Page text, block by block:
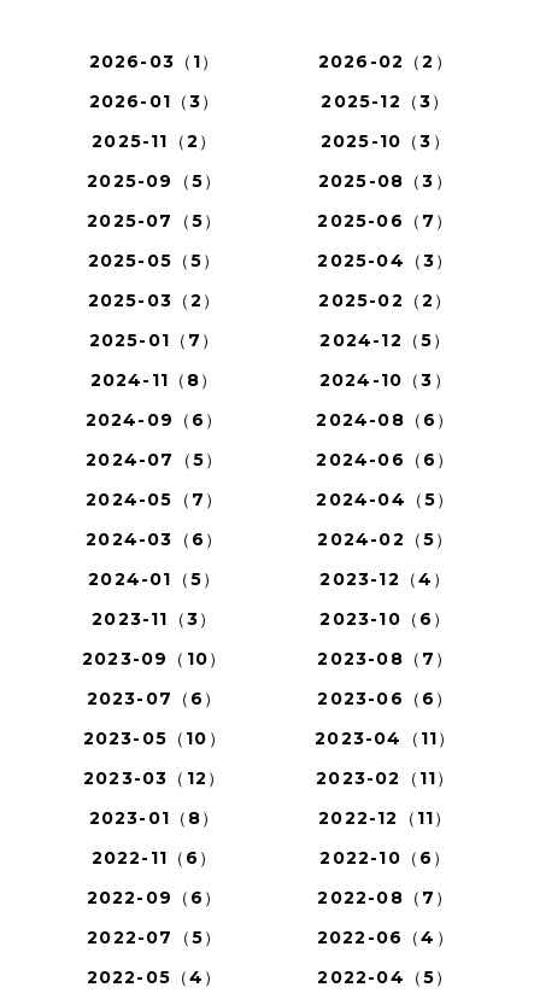
2026-03（1）
2026-02（2）
2026-01（3）
2025-12（3）
2025-11（2）
2025-10（3）
2025-09（5）
2025-08（3）
2025-07（5）
2025-06（7）
2025-05（5）
2025-04（3）
2025-03（2）
2025-02（2）
2025-01（7）
2024-12（5）
2024-11（8）
2024-10（3）
2024-09（6）
2024-08（6）
2024-07（5）
2024-06（6）
2024-05（7）
2024-04（5）
2024-03（6）
2024-02（5）
2024-01（5）
2023-12（4）
2023-11（3）
2023-10（6）
2023-09（10）
2023-08（7）
2023-07（6）
2023-06（6）
2023-05（10）
2023-04（11）
2023-03（12）
2023-02（11）
2023-01（8）
2022-12（11）
2022-11（6）
2022-10（6）
2022-09（6）
2022-08（7）
2022-07（5）
2022-06（4）
2022-05（4）
2022-04（5）